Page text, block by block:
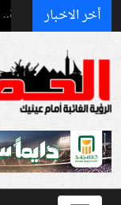
أخر الاخبار